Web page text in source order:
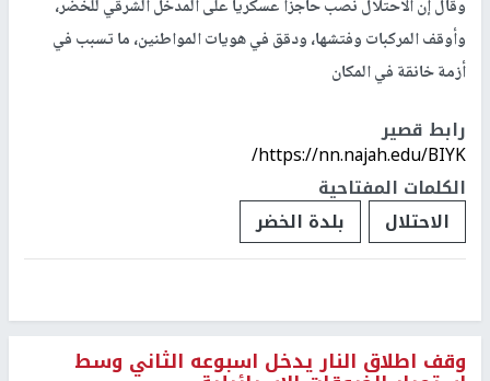
وقال إن الاحتلال نصب حاجزا عسكريا على المدخل الشرقي للخضر،
وأوقف المركبات وفتشها، ودقق في هويات المواطنين، ما تسبب في
أزمة خانقة في المكان
رابط قصير
https://nn.najah.edu/BIYK/
الكلمات المفتاحية
الاحتلال
بلدة الخضر
وقف اطلاق النار يدخل اسبوعه الثاني وسط